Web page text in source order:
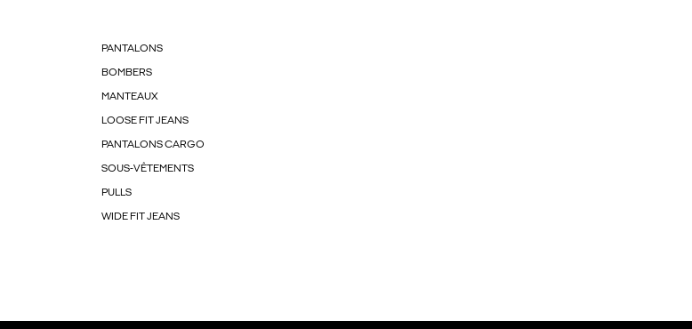
PANTALONS
BOMBERS
MANTEAUX
LOOSE FIT JEANS
PANTALONS CARGO
SOUS-VÊTEMENTS
PULLS
WIDE FIT JEANS